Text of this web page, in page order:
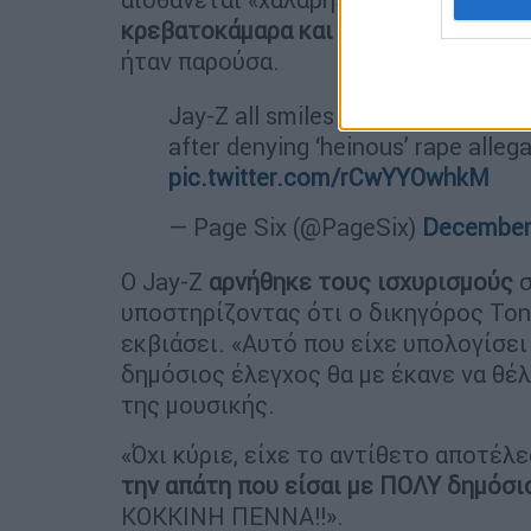
κρεβατοκάμαρα και τη βίασαν
ήταν παρούσα.
Jay-Z all smiles with Beyoncé and
after denying ‘heinous’ rape
pic.twitter.com/rCwYYOwhkM
— Page Six (@PageSix)
Ο Jay-Z αρνήθηκε τους ισχυρισμούς
υποστηρίζοντας ότι ο δικηγόρος
εκβιάσει. «Αυτό που είχε
δημόσιος έλεγχος θα με έκανε να
της μουσικής.
«Όχι κύριε, είχε το αντίθετο
την απάτη που είσαι με ΠΟΛΥ
ΚΟΚΚΙΝΗ ΠΕΝΝΑ!!».